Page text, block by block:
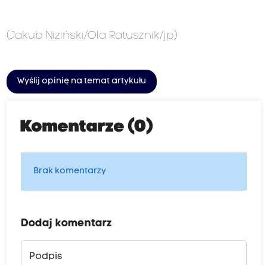
(Jakub Niziński/Ola Ratusznik/jp)
Wyślij opinię na temat artykułu
Komentarze (0)
Brak komentarzy
Dodaj komentarz
Podpis